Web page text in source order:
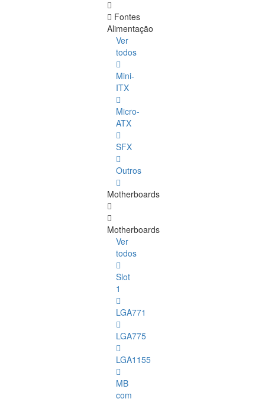
Fontes
Alimentação
Ver
todos
Mini-
ITX
Micro-
ATX
SFX
Outros
Motherboards
Motherboards
Ver
todos
Slot
1
LGA771
LGA775
LGA1155
MB
com